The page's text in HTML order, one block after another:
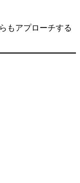
もアプローチする